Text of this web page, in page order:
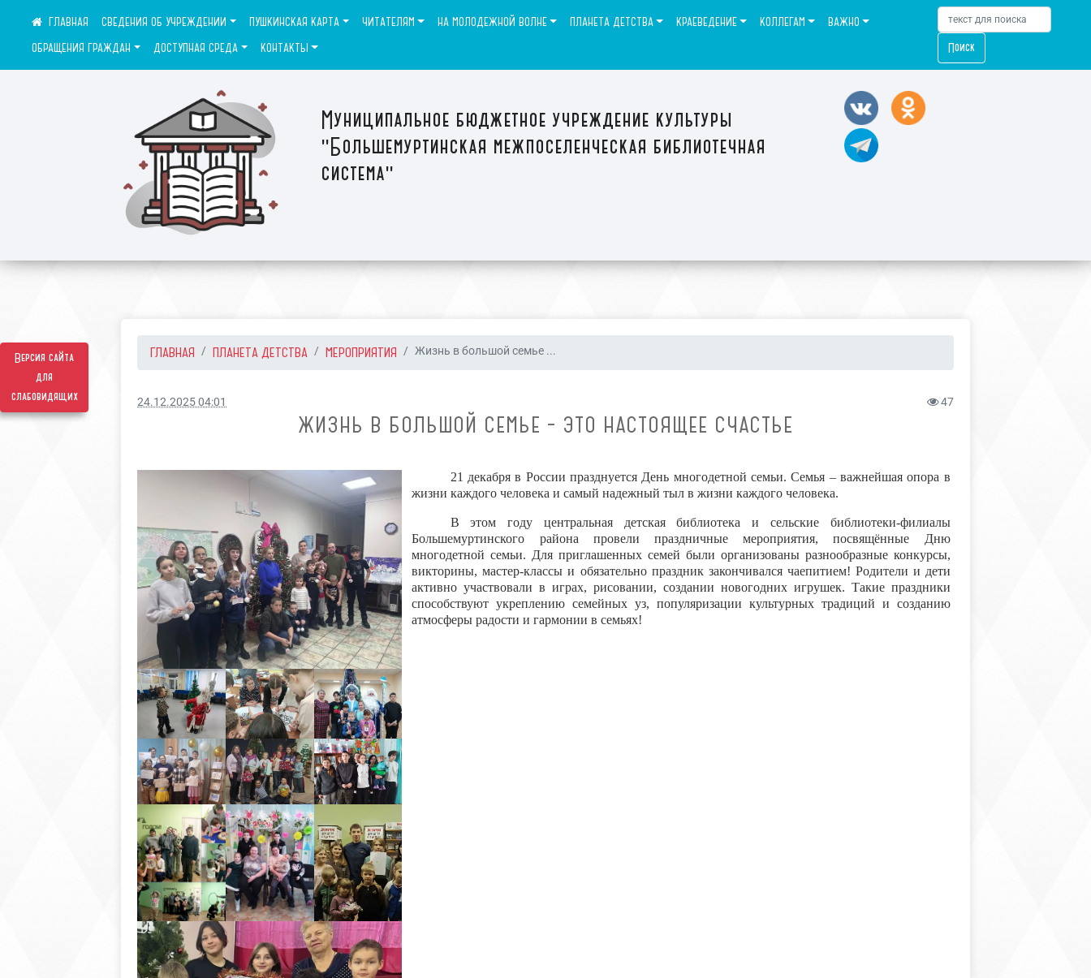
Версия сайта
для
слабовидящих
Муниципальное бюджетное учреждение культуры
"Большемуртинская межпоселенческая библиотечная
система"
СВЕДЕНИЯ ОБ УЧРЕЖДЕНИИ ПУШКИНСКАЯ КАРТА ЧИТАТЕЛЯМ НА МОЛОДЕЖНОЙ ВОЛНЕ ПЛАНЕТА ДЕТСТВА КРАЕВЕДЕНИЕ КОЛЛЕГАМ
ВАЖНО
ОБРАЩЕНИЯ ГРАЖДАН
ДОСТУПНАЯ СРЕДА КОНТАКТЫ Поиск
ГЛАВНАЯ ПЛАНЕТА ДЕТСТВА МЕРОПРИЯТИЯ Жизнь в большой семье ...
24.12.2025 04:01 47
ЖИЗНЬ В БОЛЬШОЙ СЕМЬЕ – ЭТО НАСТОЯЩЕЕ СЧАСТЬЕ
21 декабря в России празднуется День многодетной семьи. Семья – важнейшая опора в
жизни каждого человека и самый надежный тыл в жизни каждого человека.
В этом году центральная детская библиотека и сельские библиотеки-филиалы
Большемуртинского района провели праздничные мероприятия, посвящённые Дню
многодетной семьи. Для приглашенных семей были организованы разнообразные конкурсы,
викторины, мастер-классы и обязательно праздник закончивался чаепитием! Родители и дети
активно участвовали в играх, рисовании, создании новогодних игрушек. Такие праздники
способствуют укреплению семейных уз, популяризации культурных традиций и созданию
атмосферы радости и гармонии в семьях!